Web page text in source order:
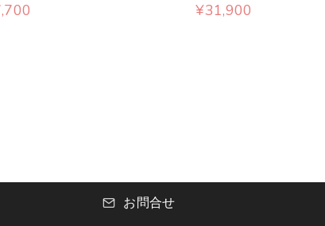
¥31,900
お問合せ